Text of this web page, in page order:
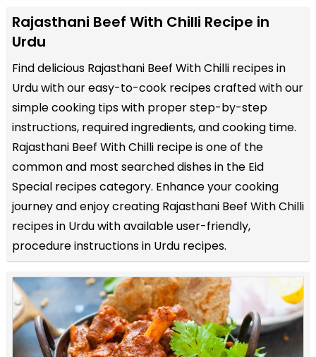
Rajasthani Beef With Chilli Recipe in
Urdu
Find delicious Rajasthani Beef With Chilli recipes in
Urdu with our easy-to-cook recipes crafted with our
simple cooking tips with proper step-by-step
instructions, required ingredients, and cooking time.
Rajasthani Beef With Chilli recipe is one of the
common and most searched dishes in the Eid
Special recipes category. Enhance your cooking
journey and enjoy creating Rajasthani Beef With Chilli
recipes in Urdu with available user-friendly,
procedure instructions in Urdu recipes.